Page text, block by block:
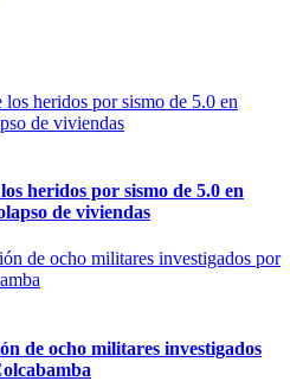
heridos por sismo de 5.0 en
de viviendas
de ocho militares investigados